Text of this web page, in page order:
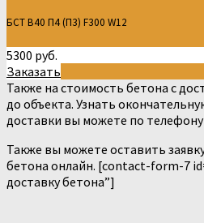
БСТ В40 П4 (П3) F300 W12
5300 руб.
Заказать
Также на стоимость бетона с
до объекта. Узнать
доставки вы можете по телефону
Также вы можете оставить
бетона онлайн. [contact-form-7
доставку бетона”]